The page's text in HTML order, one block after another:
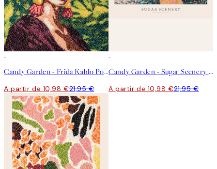
Candy Garden - Frida Kahlo Poster
A partir de 10,98 €21,95 €
Candy Garden - Sugar Scenery Poster
A partir de 10,98 €21,95 €